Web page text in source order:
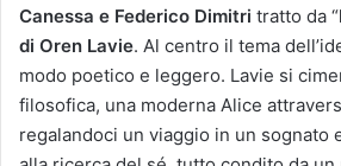
Canessa e Federico Dimitri tratto da “
di Oren Lavie. Al centro il tema
modo poetico e leggero. Lavie si
filosofica, una moderna Alice
regalandoci un viaggio in un sognato